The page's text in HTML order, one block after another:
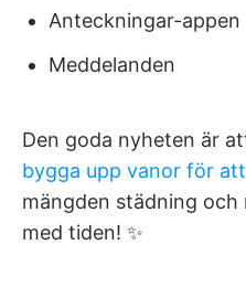
Anteckningar-appen
Meddelanden
Den goda nyheten är
bygga upp vanor för
mängden städning
med tiden! ✨